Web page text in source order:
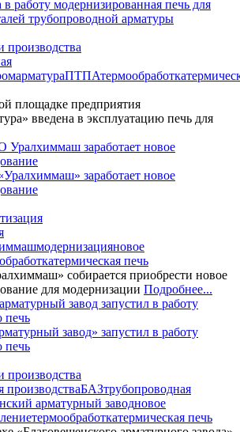
модернизированная печь для
трубопроводной арматуры
производства
ПТПАтермообработка
площадке предприятия
введена в эксплуатацию печь для
заработает новое
модернизацияновое
термическая печь
собирается приобрести новое
для модернизации Подробнее...
завод» запустил в работу
печь
производства
БАЗтрубопроводная
арматурный заводновое
термообработкатермическая печь